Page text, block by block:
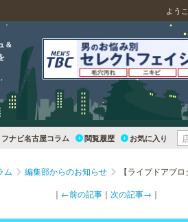
よう
＆
フナビ名古屋コラム 閲覧履歴 お気に入り
ム 編集部からのお知らせ
【ライブドアブ
｜ ←前の記事 ｜ 次の記事→ ｜